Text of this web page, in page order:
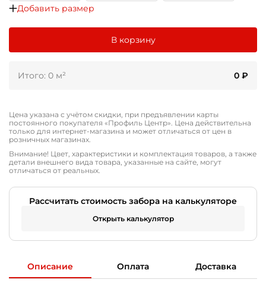
Добавить размер
В корзину
Итого: 0 м² 0 ₽
Цена указана с учётом скидки, при предъявлении карты
постоянного покупателя «Профиль Центр». Цена действительна
только для интернет-магазина и может отличаться от цен в
розничных магазинах.
Внимание! Цвет, характеристики и комплектация товаров, а также
детали внешнего вида товара, указанные на сайте, могут
отличаться от реальных.
Рассчитать стоимость забора на калькуляторе
Открыть калькулятор
Описание Оплата Доставка